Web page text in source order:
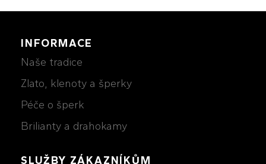
INFORMACE
Naše tradice
Zlato, klenoty a šperky
Péče o šperk
Brilianty a drahokamy
SLUŽBY ZÁKAZNÍKŮM